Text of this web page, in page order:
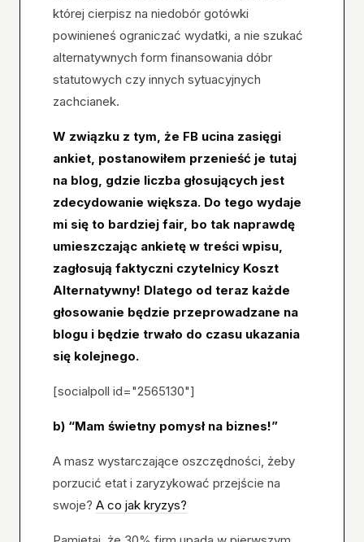
której cierpisz na niedobór gotówki
powinieneś ograniczać wydatki, a nie szukać
alternatywnych form finansowania dóbr
statutowych czy innych sytuacyjnych
zachcianek.
W związku z tym, że FB ucina zasięgi
ankiet, postanowiłem przenieść je tutaj
na blog, gdzie liczba głosujących jest
zdecydowanie większa. Do tego wydaje
mi się to bardziej fair, bo tak naprawdę
umieszczając ankietę w treści wpisu,
zagłosują faktyczni czytelnicy Koszt
Alternatywny! Dlatego od teraz każde
głosowanie będzie przeprowadzane na
blogu i będzie trwało do czasu ukazania
się kolejnego.
[socialpoll id="2565130"]
b) “Mam świetny pomysł na biznes!”
A masz wystarczające oszczędności, żeby
porzucić etat i zaryzykować przejście na
swoje? A co jak kryzys?